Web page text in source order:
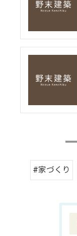
#家づくり